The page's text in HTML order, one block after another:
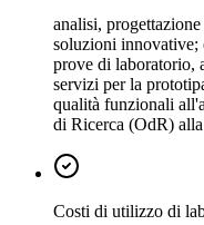
analisi,
soluzioni innovative;
prove di laboratorio,
servizi per la
qualità funzionali
di Ricerca (OdR)
Costi di utilizzo di